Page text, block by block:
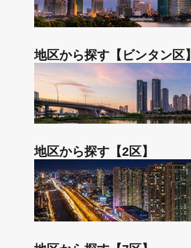
地区から探す【ビンタン区】
地区から探す【2区】